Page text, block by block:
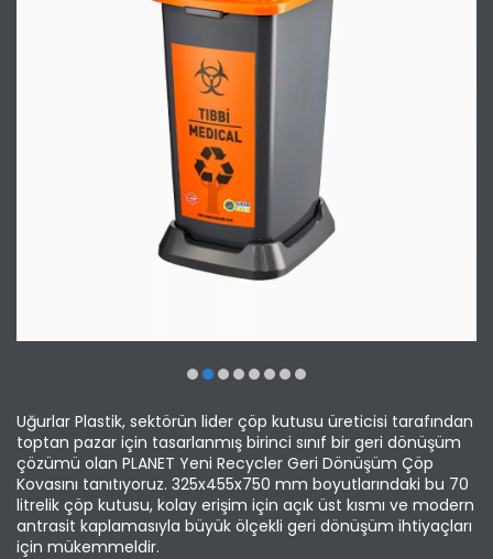
Uğurlar Plastik, sektörün lider çöp kutusu üreticisi tarafından
toptan pazar için tasarlanmış birinci sınıf bir geri dönüşüm
çözümü olan PLANET Yeni Recycler Geri Dönüşüm Çöp
Kovasını tanıtıyoruz. 325x455x750 mm boyutlarındaki bu 70
litrelik çöp kutusu, kolay erişim için açık üst kısmı ve modern
antrasit kaplamasıyla büyük ölçekli geri dönüşüm ihtiyaçları
için mükemmeldir.